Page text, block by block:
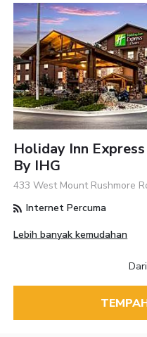
Holiday Inn
By IHG
433 West Mount Rushmore
Internet Percuma
Lebih banyak kemudahan
Dari